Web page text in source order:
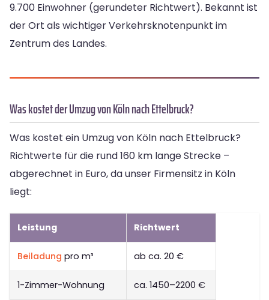
9.700 Einwohner (gerundeter Richtwert). Bekannt ist
der Ort als wichtiger Verkehrsknotenpunkt im
Zentrum des Landes.
Was kostet der Umzug von Köln nach Ettelbruck?
Was kostet ein Umzug von Köln nach Ettelbruck?
Richtwerte für die rund 160 km lange Strecke –
abgerechnet in Euro, da unser Firmensitz in Köln
liegt:
Leistung Richtwert
Beiladung pro m³ ab ca. 20 €
1-Zimmer-Wohnung ca. 1450–2200 €